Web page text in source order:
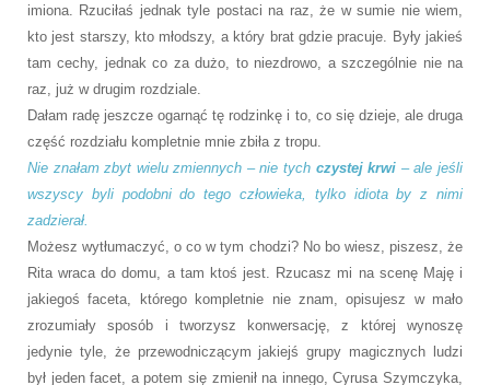
imiona. Rzuciłaś jednak tyle postaci na raz, że w sumie nie wiem,
kto jest starszy, kto młodszy, a który brat gdzie pracuje. Były jakieś
tam cechy, jednak co za dużo, to niezdrowo, a szczególnie nie na
raz, już w drugim rozdziale.
Dałam radę jeszcze ogarnąć tę rodzinkę i to, co się dzieje, ale druga
część rozdziału kompletnie mnie zbiła z tropu.
Nie znałam zbyt wielu zmiennych – nie tych czystej krwi – ale jeśli
wszyscy byli podobni do tego człowieka, tylko idiota by z nimi
zadzierał.
Możesz wytłumaczyć, o co w tym chodzi? No bo wiesz, piszesz, że
Rita wraca do domu, a tam ktoś jest. Rzucasz mi na scenę Maję i
jakiegoś faceta, którego kompletnie nie znam, opisujesz w mało
zrozumiały sposób i tworzysz konwersację, z której wynoszę
jedynie tyle, że przewodniczącym jakiejś grupy magicznych ludzi
był jeden facet, a potem się zmienił na innego, Cyrusa Szymczyka,